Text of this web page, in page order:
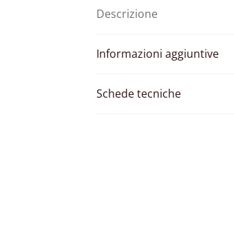
Descrizione
Informazioni aggiuntive
Schede tecniche